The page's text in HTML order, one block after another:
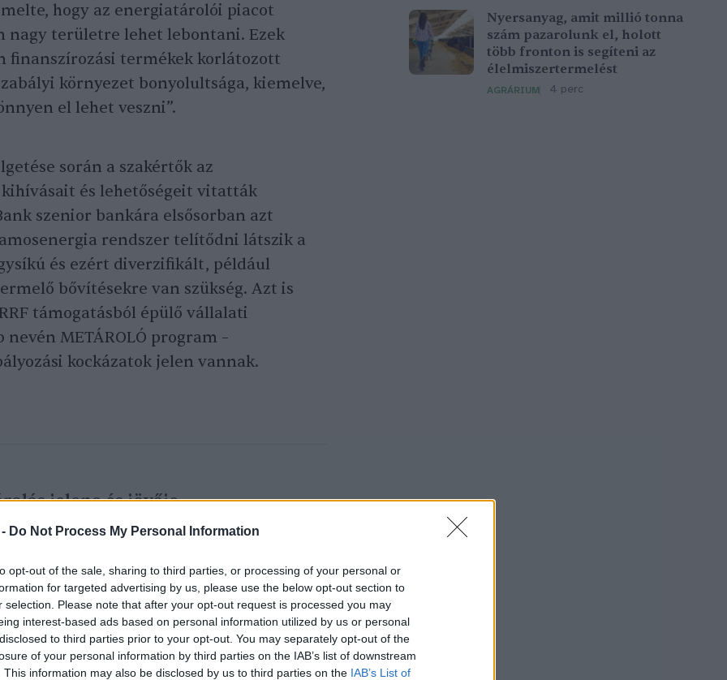
Do Not Process My Personal Information
opt-out of the sale, sharing to third parties, or processing of your personal or
for targeted advertising by us, please use the below opt-out section to
selection. Please note that after your opt-out request is processed you may
interest-based ads based on personal information utilized by us or personal
to third parties prior to your opt-out. You may separately opt-out of the
of your personal information by third parties on the IAB’s list of downstream
This information may also be disclosed by us to third parties on the IAB’s List of
hogy az energiatárolói piacot
nagy területre lehet lebontani. Ezek
finanszírozási termékek korlátozott
környezet bonyolultsága, kiemelve,
el lehet veszni”.
során a szakértők az
és lehetőségeit vitatták
szenior bankára elsősorban azt
rendszer telítődni látszik a
és ezért diverzifikált, például
bővítésekre van szükség. Azt is
támogatásból épülő vállalati
METÁROLÓ program –
kockázatok jelen vannak.
jelene és jövője
József, aKék Bolygó Tőkealapok
során többek között
ahol a kockázati tőke egy már
Nyersanyag, amit millió tonna
szám pazarolunk el, holott
több fronton is segíteni az
élelmiszertermelést
AGRÁRIUM 4 perc